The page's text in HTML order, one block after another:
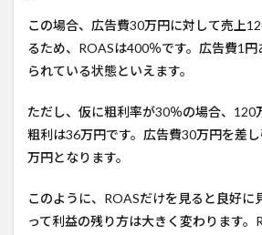
この場合、広告費30万円に対して売上
るため、ROASは400％です。広告費1
られている状態といえます。
ただし、仮に粗利率が30％の場合、120
粗利は36万円です。広告費30万円を差
万円となります。
このように、ROASだけを見ると良好に
って利益の残り方は大きく変わります。